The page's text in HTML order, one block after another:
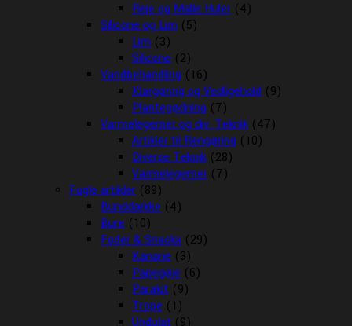
Reje og Malle Huler (4)
Silicone og Lim (5)
Lim (3)
Silicone (2)
Vandbehandling (16)
Klargøring og Vedligehold (9)
Plantegødning (7)
Varmelegemer og div. Teknik (47)
Artikler til Rengøring (10)
Diverse Teknik (28)
Varmelegemer (7)
Fugle artikler (89)
Bunddække (4)
Bure (10)
Foder & Snacks (29)
Kanarie (3)
Papegøje (6)
Parakit (9)
Trope (1)
Undulat (9)